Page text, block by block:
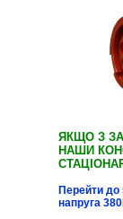
ЯКЩО З
НАШИ
Перейти до
напруга